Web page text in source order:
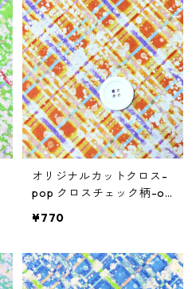
オリジナルカットクロス-
pop クロスチェック柄-or
¥770